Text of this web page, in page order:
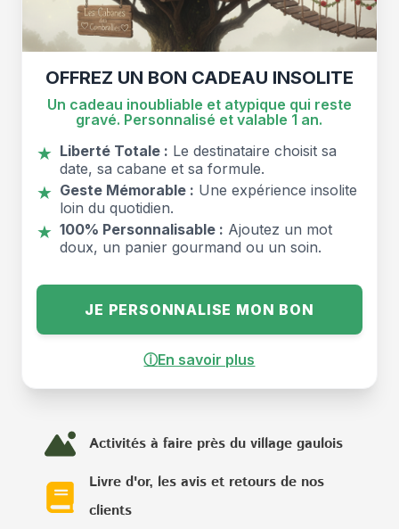
OFFREZ UN BON CADEAU INSOLITE
Un cadeau inoubliable et atypique qui reste
gravé. Personnalisé et valable 1 an.
★ Liberté Totale : Le destinataire choisit sa
date, sa cabane et sa formule.
★ Geste Mémorable : Une expérience insolite
loin du quotidien.
★ 100% Personnalisable : Ajoutez un mot
doux, un panier gourmand ou un soin.
JE PERSONNALISE MON BON
ⓘEn savoir plus
Activités à faire près du village gaulois
Livre d'or, les avis et retours de nos
clients